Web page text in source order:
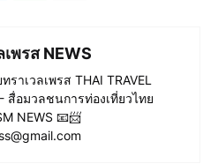
พรส NEWS
ราเวลเพรส THAI TRAVEL
สื่อมวลชนการท่องเที่ยวไทย
NEWS 📧📨